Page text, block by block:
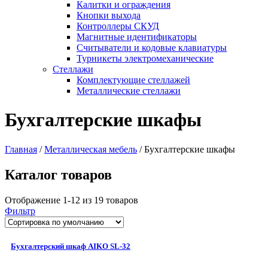
Калитки и ограждения
Кнопки выхода
Контроллеры СКУД
Магнитные идентификаторы
Считыватели и кодовые клавиатуры
Турникеты электромеханические
Стеллажи
Комплектующие стеллажей
Металлические стеллажи
Бухгалтерские шкафы
Главная /Металлическая мебель /Бухгалтерские шкафы
Каталог товаров
Отображение 1-12 из 19 товаров
Фильтр
Бухгалтерский шкаф AIKO SL-32